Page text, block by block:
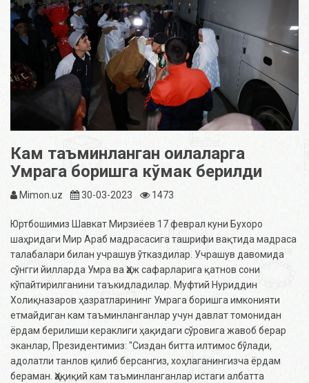
Кам таъминланган оилаларга
Умрага боришга кўмак берилди
Mimon.uz 30-03-2023 1473
Юртбошимиз Шавкат Мирзиёев 17 феврал куни Бухоро
шаҳридаги Мир Араб мадрасасига ташрифи вақтида мадраса
талабалари билан учрашув ўтказдилар. Учрашув давомида
сўнгги йилларда Умра ва Ҳаж сафарларига қатнов сони
кўпайтирилганини таъкидладилар. Муфтий Нуриддин
Холиқназаров ҳазратларининг Умрага боришга имконияти
етмайдиган кам таъминланганлар учун давлат томонидан
ёрдам берилиши кераклиги ҳақидаги сўровига жавоб берар
эканлар, Президентимиз: "Сиздан битта илтимос бўлади,
адолатли танлов қилиб берсангиз, хоҳлаганингизча ёрдам
бераман. Ҳақиқий кам таъминланганлар истаги албатта